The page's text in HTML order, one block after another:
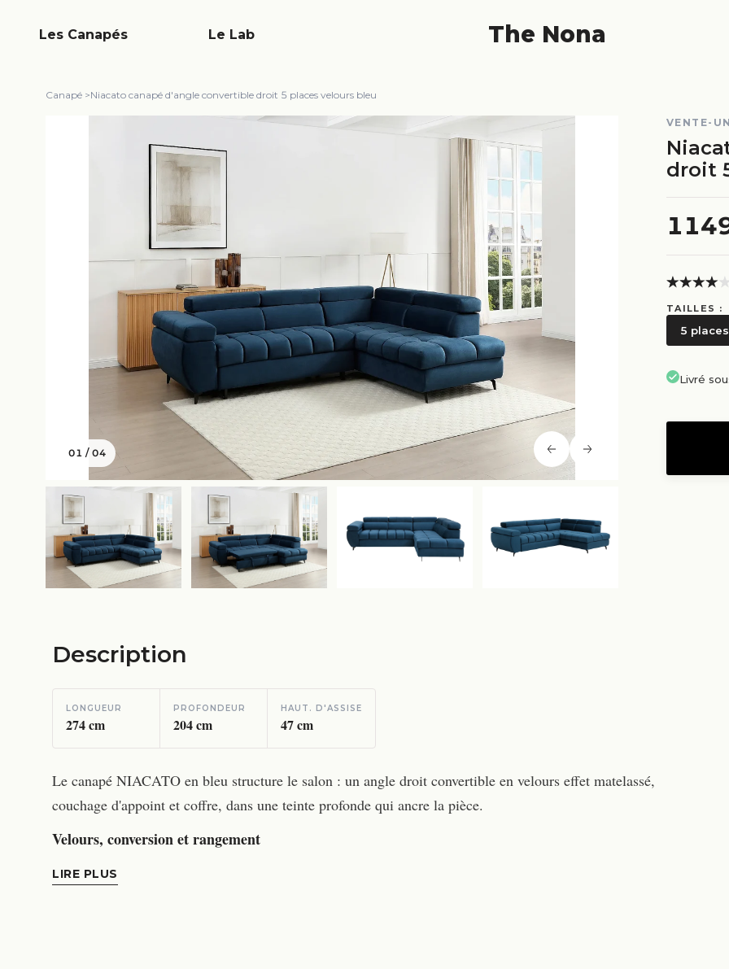
The Nona
Les Canapés Le Lab
Canapé >Niacato canapé d'angle convertible droit 5 places velours bleu
01 /04
VENTE-
droit
TAILLES :
5 places
Livré
Description
LONGUEUR
274cm
PROFONDEUR
204cm
HAUT. D'ASSISE
47cm
Le canapé NIACATO en bleu structure le salon : un angle droit convertible en velours effet matelassé,
couchage d'appoint et coffre, dans une teinte profonde qui ancre la pièce.
Velours, conversion et rangement
LIRE PLUS